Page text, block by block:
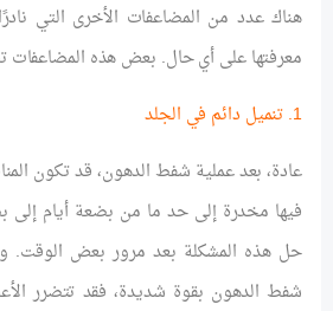
هناك عدد من المضاعفات الأخرى التي
معرفتها على أي حال. بعض هذه المضاعفات
1. تنميل دائم في الجلد
عادة، بعد عملية شفط الدهون، قد تكون
فيها مخدرة إلى حد ما من بضعة أيام إلى
حل هذه المشكلة بعد مرور بعض الوقت.
شفط الدهون بقوة شديدة، فقد تتضرر